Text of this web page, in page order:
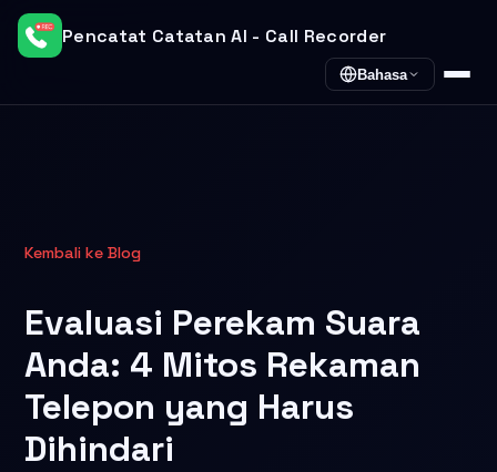
Pencatat Catatan AI - Call Recorder
Bahasa
Kembali ke Blog
Evaluasi Perekam Suara
Anda: 4 Mitos Rekaman
Telepon yang Harus
Dihindari